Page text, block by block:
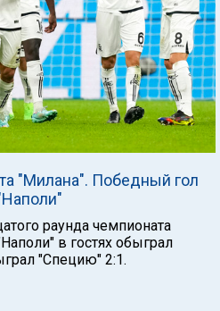
"Милана". Победный гол
раунда чемпионата
в гостях обыграл
"Специю" 2:1.